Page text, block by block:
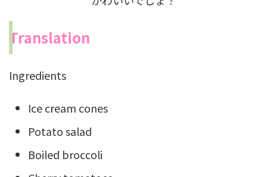
Translation
Ingredients
Ice cream cones
Potato salad
Boiled broccoli